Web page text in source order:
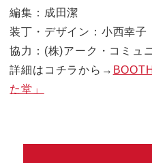
編集：成田潔
装丁・デザイン：小西幸子
協力：(株)アーク・コミュ
詳細はコチラから→
た堂」